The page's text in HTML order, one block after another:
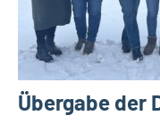
Übergabe der